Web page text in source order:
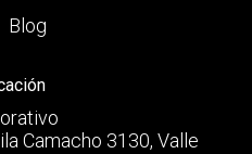
Blog
Camacho 3130, Valle